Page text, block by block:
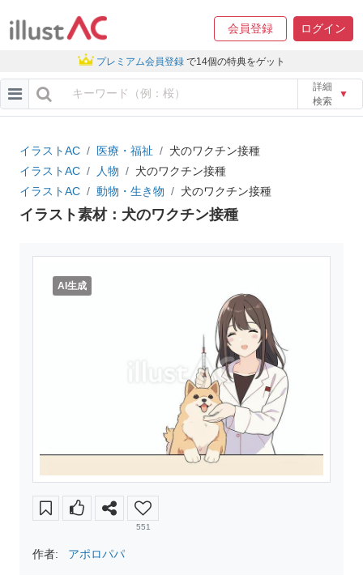
会員登録 ログイン
プレミアム会員登録 で14個の特典をゲット
詳細
検索
▼
イラストAC 医療・福祉
犬のワクチン接種
イラストAC
人物
犬のワクチン接種
イラストAC
動物・生き物 犬のワクチン接種
イラスト素材：犬のワクチン接種
AI生成
551
作者: アポロパパ